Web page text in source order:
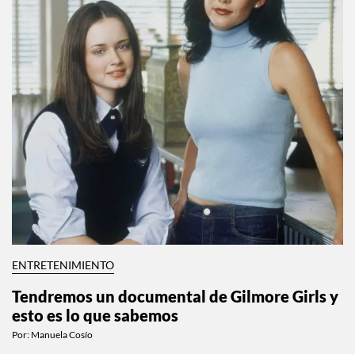
ENTRETENIMIENTO
Tendremos un documental de Gilmore Girls y
esto es lo que sabemos
Por: Manuela Cosío